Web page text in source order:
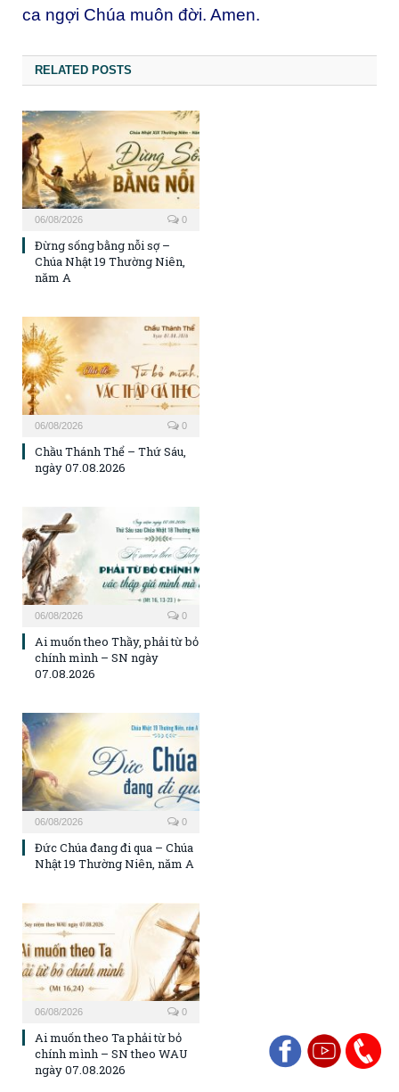
ca ngợi Chúa muôn đời. Amen.
RELATED POSTS
06/08/2026 0
Đừng sống bằng nỗi sợ –
Chúa Nhật 19 Thường Niên,
năm A
06/08/2026 0
Chầu Thánh Thể – Thứ Sáu,
ngày 07.08.2026
06/08/2026 0
Ai muốn theo Thầy, phải từ bỏ
chính mình – SN ngày
07.08.2026
06/08/2026 0
Đức Chúa đang đi qua – Chúa
Nhật 19 Thường Niên, năm A
06/08/2026 0
Ai muốn theo Ta phải từ bỏ
chính mình – SN theo WAU
ngày 07.08.2026